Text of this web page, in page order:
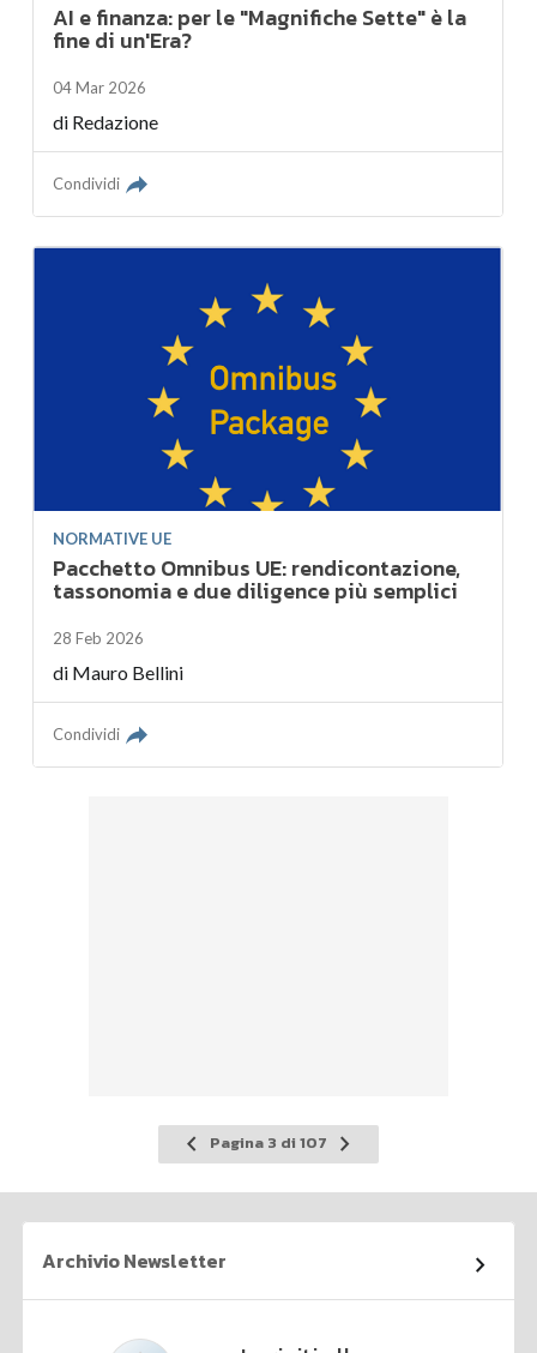
AI e finanza: per le "Magnifiche Sette" è la
fine di un'Era?
04 Mar 2026
di Redazione
Condividi
NORMATIVE UE
Pacchetto Omnibus UE: rendicontazione,
tassonomia e due diligence più semplici
28 Feb 2026
di Mauro Bellini
Condividi
Pagina
precedente
Pagina 3 di 107
Pagina
successiva
Archivio Newsletter